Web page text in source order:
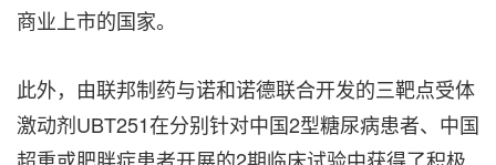
商业上市的国家。
此外，由联邦制药与诺和诺德联合开发的三靶点受体
激动剂UBT251在分别针对中国2型糖尿病患者、中国
超重或肥胖症患者开展的2期临床试验中获得了积极